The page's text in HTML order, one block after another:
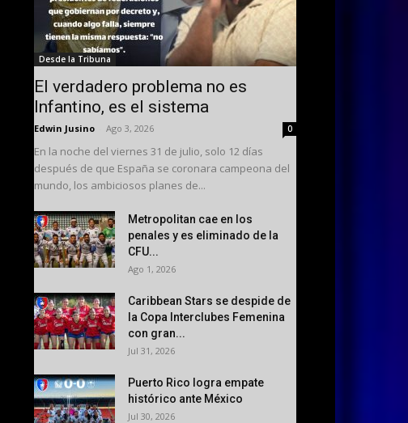
Desde la Tribuna
El verdadero problema no es
Infantino, es el sistema
Edwin Jusino Ago 3, 2026 0
En la noche del viernes 31 de julio, solo 12 días
después de que España se coronara campeona del
mundo, los ambiciosos planes de...
Metropolitan cae en los
penales y es eliminado de la
CFU...
Ago 1, 2026
Caribbean Stars se despide de
la Copa Interclubes Femenina
con gran...
Jul 31, 2026
Puerto Rico logra empate
histórico ante México
Jul 30, 2026